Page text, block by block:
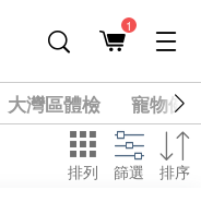
1
大灣區體檢
寵物健
排列 篩選 排序